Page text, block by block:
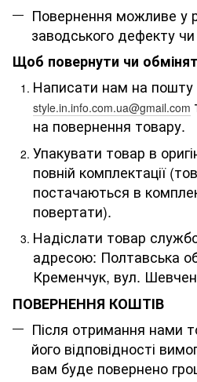
Повернення можливе у
заводського дефекту
Щоб повернути чи
Написати нам на пошту
style.in.info.com.ua@gmail.com
на повернення товару.
Упакувати товар в
повній комплектації
постачаються в
повертати).
Надіслати товар
адресою: Полтавська
Кременчук, вул.
ПОВЕРНЕННЯ КОШТІВ
Після отримання нами
його відповідності
вам буде повернено